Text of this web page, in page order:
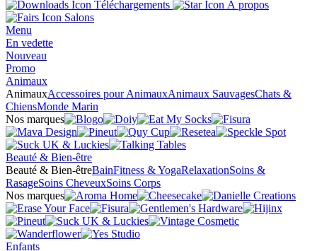
Téléchargements
À propos
Salons
Menu
En vedette
Nouveau
Promo
Animaux
AnimauxAccessoires pour AnimauxAnimaux SauvagesChats &
ChiensMonde Marin
Nos marques
Beauté & Bien-être
Beauté & Bien-êtreBainFitness & YogaRelaxationSoins &
RasageSoins CheveuxSoins Corps
Nos marques
Enfants